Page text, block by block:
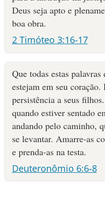
DEVOCIONAL DIÁRIO
10 MANDAMENTOS
ESBOÇOS DE PREGAÇÃO
TEMAS
PERGUNTE À BÍBLIA
TERMO BÍBLICO JOGOS
Deus seja apto e
boa obra.
2 Timóteo 3:16-17
Que todas estas
estejam em seu coração.
persistência a seus
quando estiver sentado
andando pelo caminho,
se levantar. Amarre-as
e prenda-as na testa.
Deuteronômio 6:6-8